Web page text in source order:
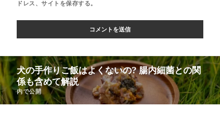
ドレス、サイトを保存する。
犬の手作りご飯はよくないの? 腸内細菌との関
係も含めて解説
内で公開